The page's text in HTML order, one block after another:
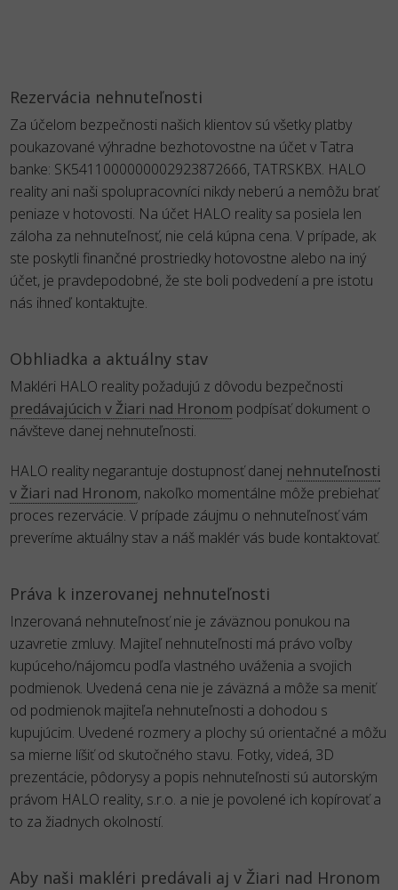
Rezervácia nehnuteľnosti
Za účelom bezpečnosti našich klientov sú všetky platby
poukazované výhradne bezhotovostne na účet v Tatra
banke: SK5411000000002923872666, TATRSKBX. HALO
reality ani naši spolupracovníci nikdy neberú a nemôžu brať
peniaze v hotovosti. Na účet HALO reality sa posiela len
záloha za nehnuteľnosť, nie celá kúpna cena. V prípade, ak
ste poskytli finančné prostriedky hotovostne alebo na iný
účet, je pravdepodobné, že ste boli podvedení a pre istotu
nás ihneď kontaktujte.
Obhliadka a aktuálny stav
Makléri HALO reality požadujú z dôvodu bezpečnosti
predávajúcich v Žiari nad Hronom podpísať dokument o
návšteve danej nehnuteľnosti.
HALO reality negarantuje dostupnosť danej nehnuteľnosti
v Žiari nad Hronom, nakoľko momentálne môže prebiehať
proces rezervácie. V prípade záujmu o nehnuteľnosť vám
preveríme aktuálny stav a náš maklér vás bude kontaktovať.
Práva k inzerovanej nehnuteľnosti
Inzerovaná nehnuteľnosť nie je záväznou ponukou na
uzavretie zmluvy. Majiteľ nehnuteľnosti má právo voľby
kupúceho/nájomcu podľa vlastného uváženia a svojich
podmienok. Uvedená cena nie je záväzná a môže sa meniť
od podmienok majiteľa nehnuteľnosti a dohodou s
kupujúcim. Uvedené rozmery a plochy sú orientačné a môžu
sa mierne líšiť od skutočného stavu. Fotky, videá, 3D
prezentácie, pôdorysy a popis nehnuteľnosti sú autorským
právom HALO reality, s.r.o. a nie je povolené ich kopírovať a
to za žiadnych okolností.
Aby naši makléri predávali aj v Žiari nad Hronom